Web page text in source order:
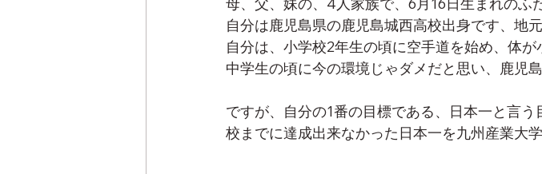
自分は鹿児島県の鹿児島城西高校出身です、地
自分は、小学校2年生の頃に空手道を始め、体が
中学生の頃に今の環境じゃダメだと思い、鹿児島
ですが、自分の1番の目標である、日本一と言
校までに達成出来なかった日本一を九州産業大